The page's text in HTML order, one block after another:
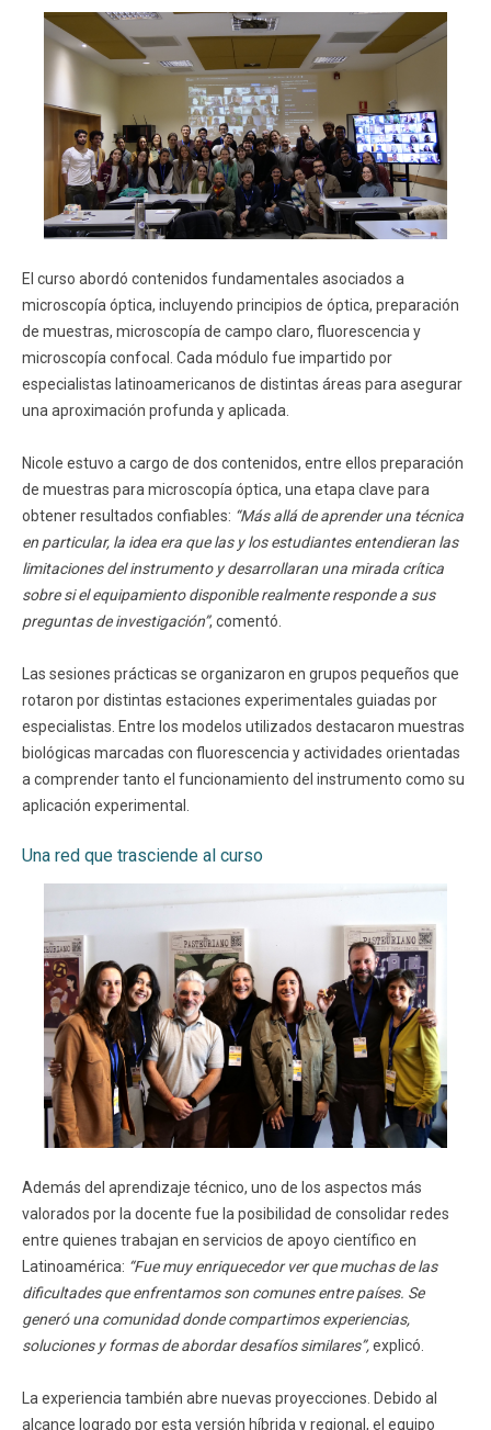
El curso abordó contenidos fundamentales asociados a
microscopía óptica, incluyendo principios de óptica, preparación
de muestras, microscopía de campo claro, fluorescencia y
microscopía confocal. Cada módulo fue impartido por
especialistas latinoamericanos de distintas áreas para asegurar
una aproximación profunda y aplicada.
Nicole estuvo a cargo de dos contenidos, entre ellos preparación
de muestras para microscopía óptica, una etapa clave para
obtener resultados confiables: “Más allá de aprender una técnica
en particular, la idea era que las y los estudiantes entendieran las
limitaciones del instrumento y desarrollaran una mirada crítica
sobre si el equipamiento disponible realmente responde a sus
preguntas de investigación”, comentó.
Las sesiones prácticas se organizaron en grupos pequeños que
rotaron por distintas estaciones experimentales guiadas por
especialistas. Entre los modelos utilizados destacaron muestras
biológicas marcadas con fluorescencia y actividades orientadas
a comprender tanto el funcionamiento del instrumento como su
aplicación experimental.
Una red que trasciende al curso
Además del aprendizaje técnico, uno de los aspectos más
valorados por la docente fue la posibilidad de consolidar redes
entre quienes trabajan en servicios de apoyo científico en
Latinoamérica: “Fue muy enriquecedor ver que muchas de las
dificultades que enfrentamos son comunes entre países. Se
generó una comunidad donde compartimos experiencias,
soluciones y formas de abordar desafíos similares”,explicó.
La experiencia también abre nuevas proyecciones. Debido al
alcance logrado por esta versión híbrida y regional, el equipo